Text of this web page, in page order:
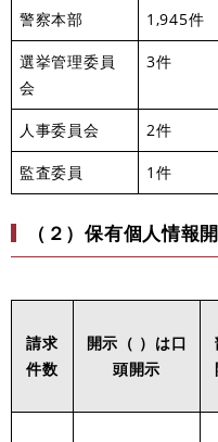
警察本部 1,945件
選挙管理委員
会
3件
人事委員会 2件
監査委員 1件
（２）保有個人情報
請求
件数
開示（ ）は口
頭開示